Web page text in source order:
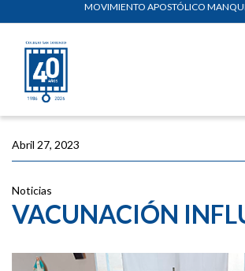
MOVIMIENTO APOSTÓLICO
Abril 27, 2023
Noticias
VACUNACIÓN